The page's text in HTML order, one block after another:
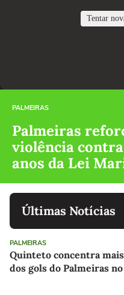
PALMEIRAS
Palmeiras
violência
anos da Lei
Últimas Notícias
PALMEIRAS
Quinteto concentra
dos gols do Palmeiras